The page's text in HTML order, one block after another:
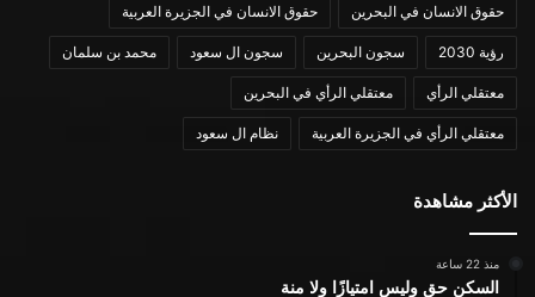
حقوق الانسان في البحرين حقوق الانسان في الجزيرة العربية
رؤية 2030 سجون البحرين سجون ال سعود محمد بن سلمان
معتقلي الرأي معتقلي الرأي في البحرين
معتقلي الرأي في الجزيرة العربية نظام ال سعود
الأكثر مشاهدة
منذ 22 ساعة
السكن حق وليس امتيازًا ولا منة